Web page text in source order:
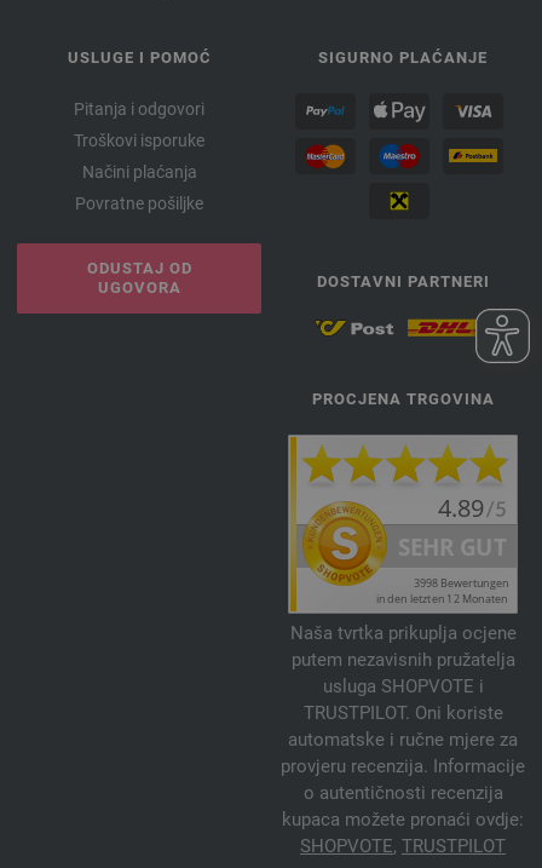
USLUGE I POMOĆ
Pitanja i odgovori
Troškovi isporuke
Načini plaćanja
Povratne pošiljke
ODUSTAJ OD
UGOVORA
SIGURNO PLAĆANJE
DOSTAVNI PARTNERI
PROCJENA TRGOVINA
Naša tvrtka prikuplja ocjene
putem nezavisnih pružatelja
usluga SHOPVOTE i
TRUSTPILOT. Oni koriste
automatske i ručne mjere za
provjeru recenzija. Informacije
o autentičnosti recenzija
kupaca možete pronaći ovdje:
SHOPVOTE, TRUSTPILOT